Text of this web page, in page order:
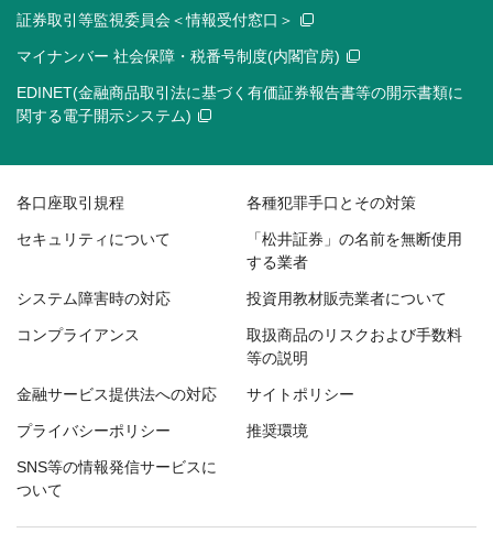
証券取引等監視委員会＜情報受付窓口＞
マイナンバー 社会保障・税番号制度(内閣官房)
EDINET(金融商品取引法に基づく有価証券報告書等の開示書類に
関する電子開示システム)
各口座取引規程 各種犯罪手口とその対策
セキュリティについて
「松井証券」の名前を無断使用
する業者
システム障害時の対応 投資用教材販売業者について
コンプライアンス
取扱商品のリスクおよび手数料
等の説明
金融サービス提供法への対応 サイトポリシー
プライバシーポリシー 推奨環境
SNS等の情報発信サービスに
ついて